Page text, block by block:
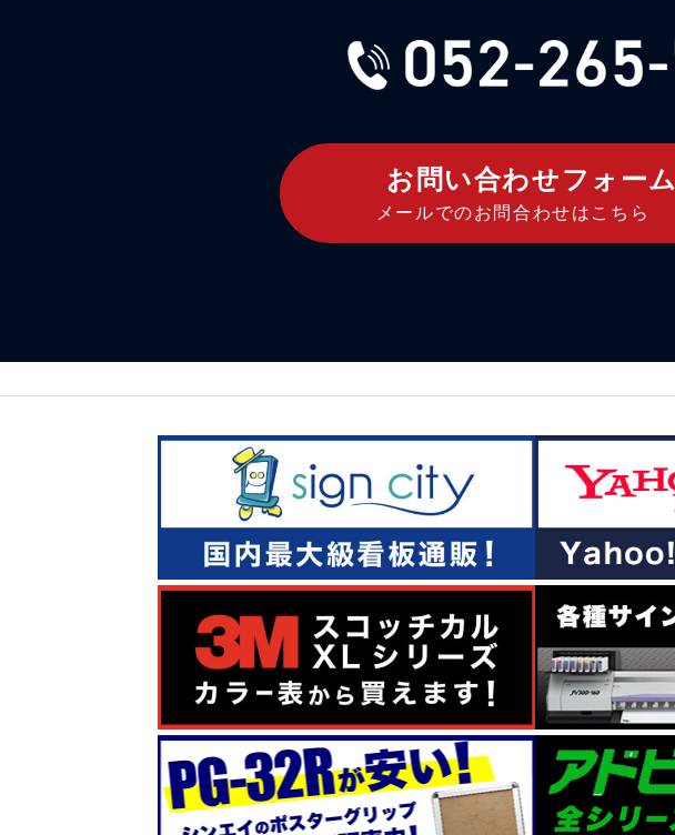
お問い合わせフォーム
メールでのお問合わせはこちら